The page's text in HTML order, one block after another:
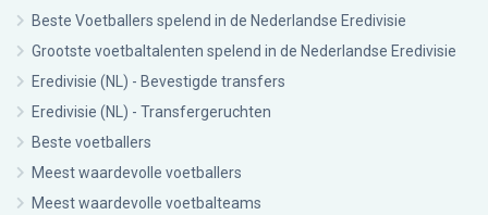
Beste Voetballers spelend in de Nederlandse Eredivisie
Grootste voetbaltalenten spelend in de Nederlandse Eredivisie
Eredivisie (NL) - Bevestigde transfers
Eredivisie (NL) - Transfergeruchten
Beste voetballers
Meest waardevolle voetballers
Meest waardevolle voetbalteams